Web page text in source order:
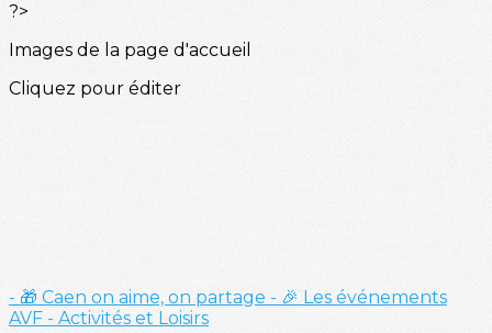
?>
Images de la page d'accueil
Cliquez pour éditer
- 🎁 Caen on aime, on partage - 🎉 Les événements
AVF - Activités et Loisirs